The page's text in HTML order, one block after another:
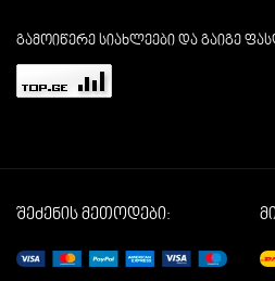
გამოიწერე სიახლეები და გაიგე
შეძენის მეთოდები: